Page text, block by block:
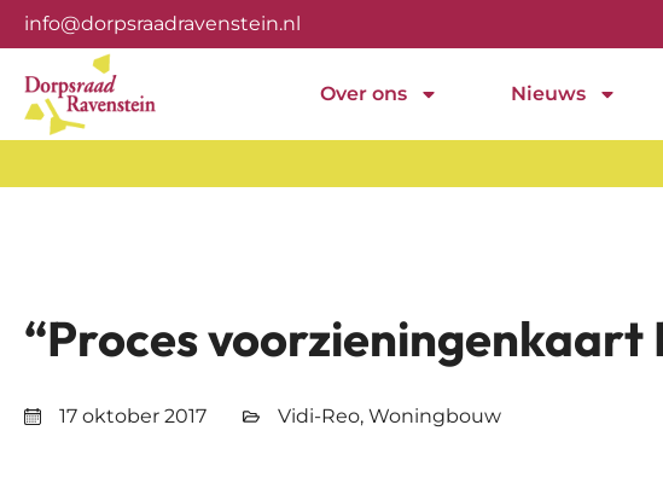
info@dorpsraadravenstein.nl
Over ons Nieuws
“Proces voorzieningenkaart
17 oktober 2017 Vidi-Reo, Woningbouw